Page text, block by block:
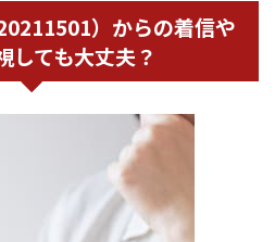
）からの着信や
しても大丈夫？